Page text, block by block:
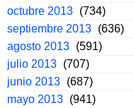
octubre 2013 (734)
septiembre 2013 (636)
agosto 2013 (591)
julio 2013 (707)
junio 2013 (687)
mayo 2013 (941)